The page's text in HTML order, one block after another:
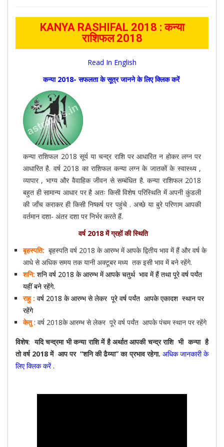
KANYA RASHIFAL 2018 : कन्या
राशिफल 2018
Read In English
कन्या 2018- सफलता के सूत्र जानने के लिए क्लिक करें
कन्या राशिफल 2018 सूर्य या चन्द्र राशि पर आधारित न होकर लग्न पर
आधारित है. वर्ष 2018 का राशिफल कन्या लग्न के जातकों के स्वास्थ्य ,
व्यापार , भाग्य और वैवाहिक जीवन से सम्बंधित है. कन्या राशिफल 2018
बहुत ही सामान्य आधार पर है अतः किसी विशेष परिस्थिति में अपनी कुंडली
की जाँच कराकर ही किसी निष्कर्ष पर पहुंचे . अच्छे या बुरे परिणाम आपकी
वर्तमान दशा- अंतर दशा पर निर्भर करते हैं.
वर्ष 2018 में ग्रहों कीस्थिति
बृहस्पति: बृहस्पति वर्ष 2018 के आरम्भ में आपके द्वितीय भाव में हैं और वर्ष के
आधे से अधिक समय तक यानी अक्टूबर मध्य तक इसी भाव में बने रहेंगे.
शनि: शनि वर्ष 2018 के आरम्भ में आपके चतुर्थ भाव में हैं तथा पूरे वर्ष पर्यंत
यहीं बने रहेंगे.
राहु : वर्ष 2018 के आरम्भ से लेकर पूरे वर्ष पर्यंत आपके एकादश स्थान पर
रहेंगे
केतु: वर्ष 2018के आरम्भ से लेकर पूरे वर्ष पर्यंत आपके पंचम स्थान पर रहेंगे
विशेष:यदि चन्द्रमा भी कन्या राशि में है अर्थात आपकी चन्द्र राशि भी कन्या है
तो वर्ष 2018 में आप पर “शनि की ढैय्या” का प्रभाव रहेगा. अधिक जानकारी के
लिए क्लिक करें .